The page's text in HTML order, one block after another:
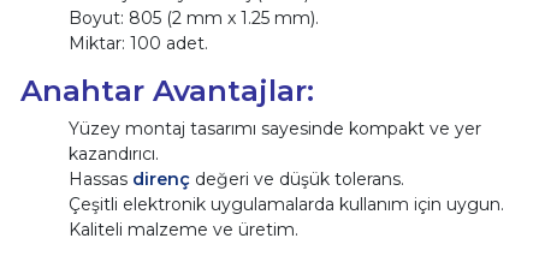
Boyut: 805 (2 mm x 1.25 mm).
Miktar: 100 adet.
Anahtar Avantajlar:
Yüzey montaj tasarımı sayesinde kompakt ve yer
kazandırıcı.
Hassas direnç değeri ve düşük tolerans.
Çeşitli elektronik uygulamalarda kullanım için uygun.
Kaliteli malzeme ve üretim.